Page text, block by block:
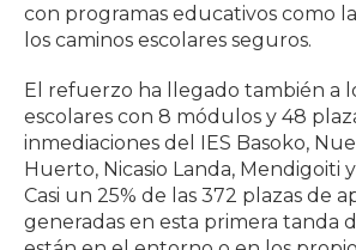
con programas educativos como
los caminos escolares seguros.
El refuerzo ha llegado también a
escolares con 8 módulos y 48
inmediaciones del IES Basoko,
Huerto, Nicasio Landa, Mendigoiti
Casi un 25% de las 372 plazas de
generadas en esta primera tanda